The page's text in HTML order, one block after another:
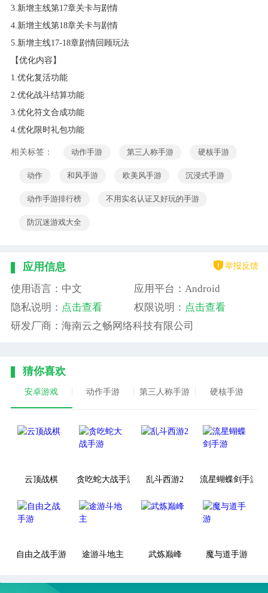
3.新增主线第17章关卡与剧情
4.新增主线第18章关卡与剧情
5.新增主线17-18章剧情回顾玩法
【优化内容】
1.优化复活功能
2.优化战斗结算功能
3.优化符文合成功能
4.优化限时礼包功能
相关标签： 动作手游 第三人称手游 硬核手游
动作 和风手游 欧美风手游 沉浸式手游
动作手游排行榜 不用实名认证又好玩的手游
防沉迷游戏大全
应用信息 举报反馈
使用语言：中文
应用平台：Android
隐私说明： 点击查看 权限说明： 点击查看
研发厂商：海南云之畅网络科技有限公司
猜你喜欢
安卓游戏 动作手游 第三人称手游 硬核手游
云顶战棋 贪吃蛇大战手游 乱斗西游2 流星蝴蝶剑手游
自由之战手游 途游斗地主 武炼巅峰 魔与道手游